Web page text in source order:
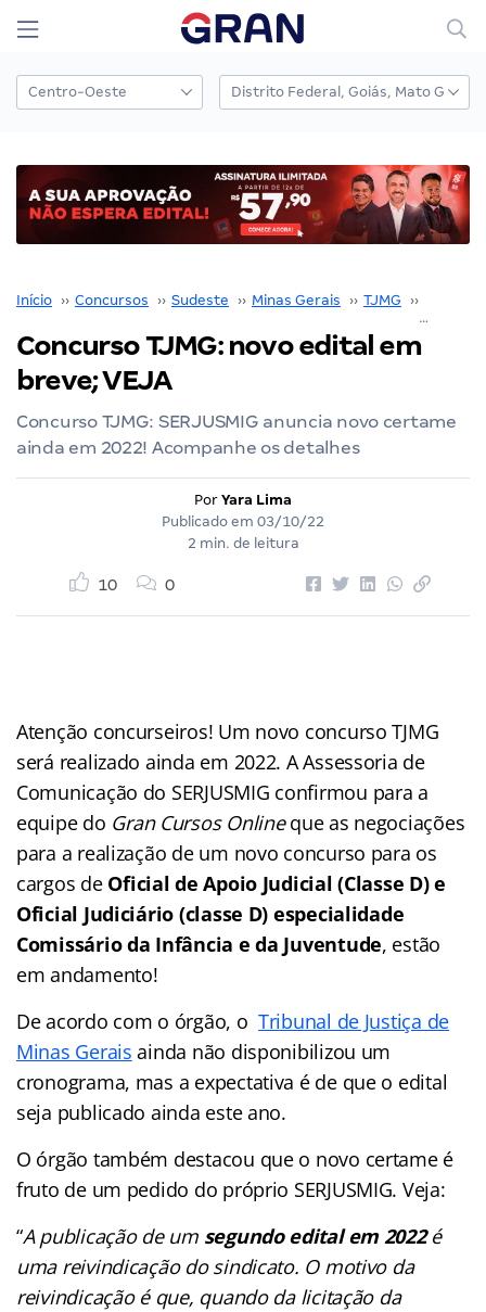
Início ›› Concursos ›› Sudeste ›› Minas Gerais ›› TJMG ››
Concurso TJMG: novo edital em
breve; VEJA
Concurso TJMG: SERJUSMIG anuncia novo certame
ainda em 2022! Acompanhe os detalhes
Por Yara Lima
Publicado em 03/10/22
2 min. de leitura
10 0
Atenção concurseiros! Um novo concurso TJMG
será realizado ainda em 2022. A Assessoria de
Comunicação do SERJUSMIG confirmou para a
equipe do Gran Cursos Onlineque as negociações
para a realização de um novo concurso para os
cargos de Oficial de Apoio Judicial (Classe D) e
Oficial Judiciário (classe D) especialidade
Comissário da Infância e da Juventude, estão
em andamento!
De acordo com o órgão, o Tribunal de Justiça de
Minas Gerais ainda não disponibilizou um
cronograma, mas a expectativa é de que o edital
seja publicado ainda este ano.
O órgão também destacou que o novo certame é
fruto de um pedido do próprio SERJUSMIG. Veja:
“A publicação de um segundo edital em 2022é
uma reivindicação do sindicato. O motivo da
reivindicação é que, quando da licitação da